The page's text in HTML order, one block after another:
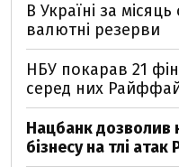
В Україні за
валютні резерви
НБУ покарав 21
серед них
Нацбанк дозволив
бізнесу на тлі атак